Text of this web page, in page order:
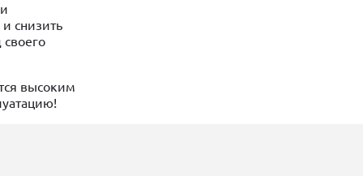
снизить
высоким